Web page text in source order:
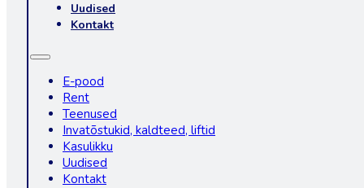
Uudised
Kontakt
E-pood
Rent
Teenused
Invatõstukid, kaldteed, liftid
Kasulikku
Uudised
Kontakt